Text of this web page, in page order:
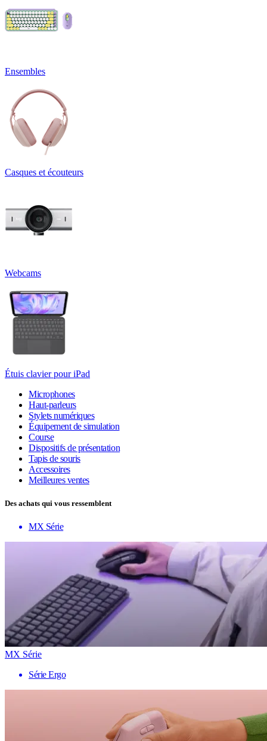
Ensembles
Casques et écouteurs
Webcams
Étuis clavier pour iPad
Microphones
Haut-parleurs
Stylets numériques
Équipement de simulation
Course
Dispositifs de présentation
Tapis de souris
Accessoires
Meilleures ventes
Des achats qui vous ressemblent
MX Série
MX Série
Série Ergo